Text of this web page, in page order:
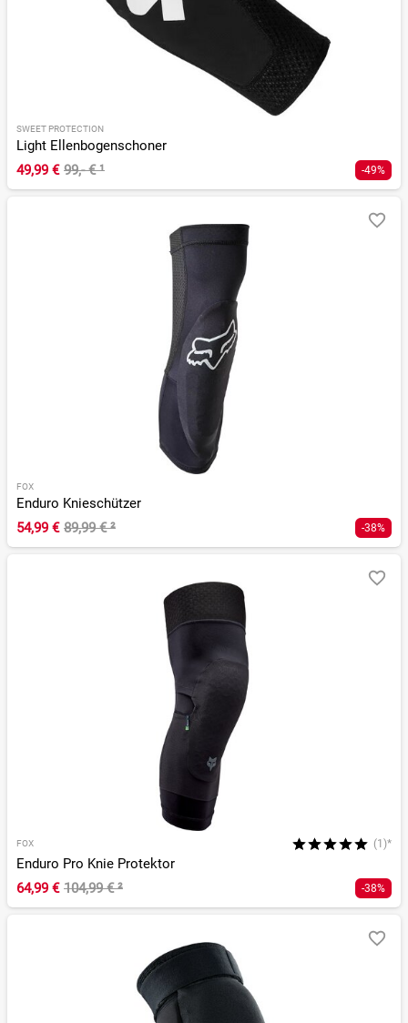
SWEET PROTECTION
Light Ellenbogenschoner
49,99 € 99,- €¹ -49%
FOX
Enduro Knieschützer
54,99 € 89,99 €² -38%
FOX (1)*
Enduro Pro Knie Protektor
64,99 € 104,99 €² -38%